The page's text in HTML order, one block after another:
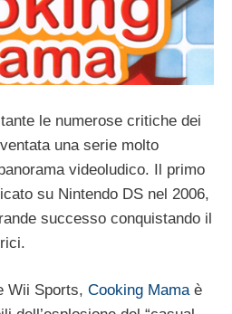
le numerose critiche dei
una serie molto
videoludico. Il primo
su Nintendo DS nel 2006,
successo conquistando il
Wii Sports, Cooking Mamaè